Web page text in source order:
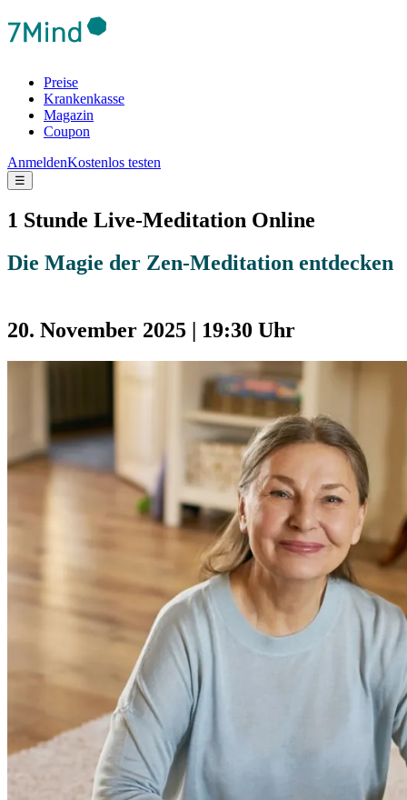
Preise
Krankenkasse
Magazin
Coupon
AnmeldenKostenlos testen
☰
1 Stunde Live-Meditation Online
Die Magie der Zen-Meditation entdecken
20. November 2025 | 19:30 Uhr